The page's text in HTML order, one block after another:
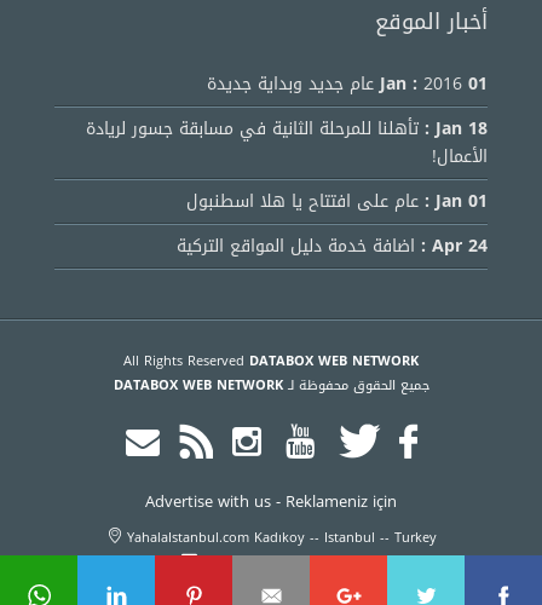
أخبار الموقع
01 Jan :2016 عام جديد وبداية جديدة
18 Jan :
تأهلنا للمرحلة الثانية في مسابقة جسور لريادة
الأعمال!
01 Jan :
عام على افتتاح يا هلا اسطنبول
24 Apr :
اضافة خدمة دليل المواقع التركية
All Rights Reserved DATABOX WEB NETWORK
جميع الحقوق محفوظة لـDATABOX WEB NETWORK
Advertise with us- Reklameniz için
YahalaIstanbul.com Kadıkoy -- Istanbul -- Turkey
info@yahalaistanbul.com
+905316266695